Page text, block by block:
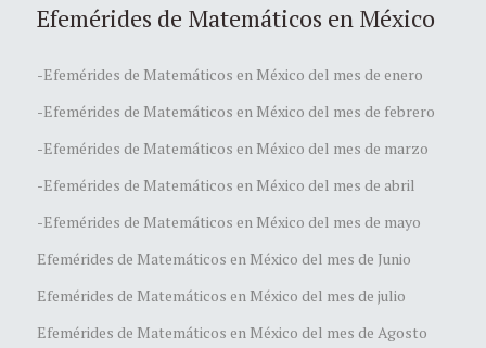
Efemérides de Matemáticos en México
-Efemérides de Matemáticos en México del mes de enero
-Efemérides de Matemáticos en México del mes de febrero
-Efemérides de Matemáticos en México del mes de marzo
-Efemérides de Matemáticos en México del mes de abril
-Efemérides de Matemáticos en México del mes de mayo
Efemérides de Matemáticos en México del mes de Junio
Efemérides de Matemáticos en México del mes de julio
Efemérides de Matemáticos en México del mes de Agosto